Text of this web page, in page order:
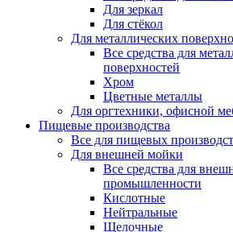
Для зеркал
Для стёкол
Для металлических
Все средства для
поверхностей
Хром
Цветные металлы
Для оргтехники, офисной
Пищевые производства
Все для пищевых
Для внешней мойки
Все средства для
промышленности
Кислотные
Нейтральные
Щелочные